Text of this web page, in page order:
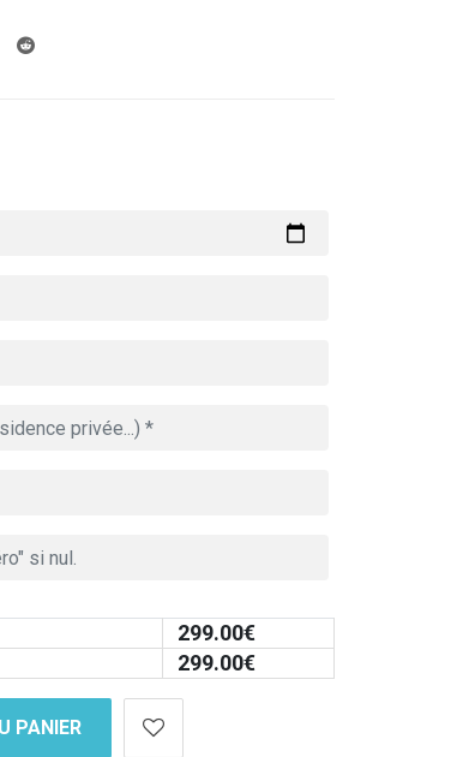
299.00€
299.00€
PANIER